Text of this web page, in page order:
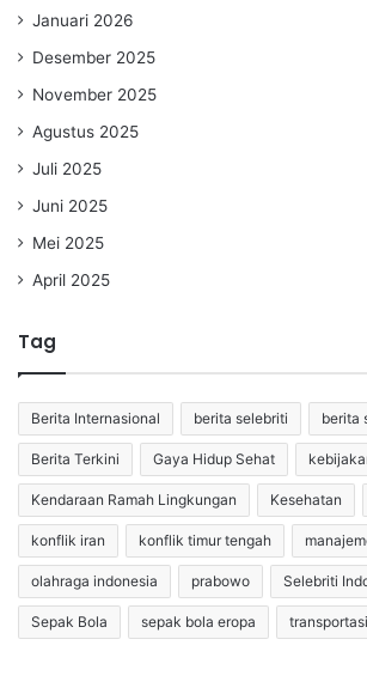
Januari 2026
Desember 2025
November 2025
Agustus 2025
Juli 2025
Juni 2025
Mei 2025
April 2025
Tag
Berita Internasional berita selebriti berita
Berita Terkini Gaya Hidup Sehat
Kendaraan Ramah Lingkungan Kesehatan
konflik iran konflik timur tengah
olahraga indonesia prabowo Selebriti
Sepak Bola sepak bola eropa